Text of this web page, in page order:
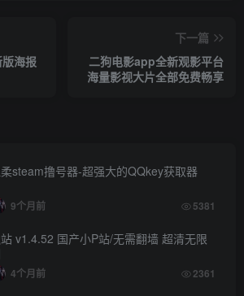
海报
下一篇
二狗电影app全新观影平台
海量影视大片全部免费畅享
steam撸号器-超强大的QQkey获取器
9个月前 5381
v1.4.52 国产小P站/无需翻墙 超清无限
4个月前 2361